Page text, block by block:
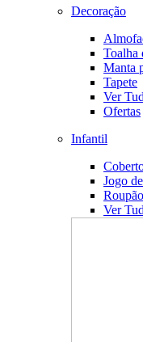
Decoração
Toalha
Manta
Tapete
Ver
Ofertas
Infantil
Jogo
Ver